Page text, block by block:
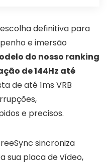
escolha definitiva para
e imersão
do nosso ranking
de 144Hz até
de até 1ms VRB
e precisos.
sincroniza
sua placa de vídeo,